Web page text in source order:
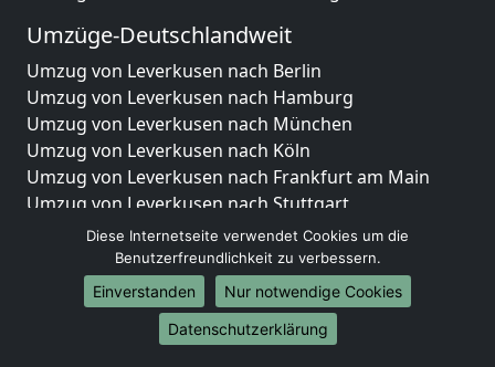
Umzüge-Deutschlandweit
Umzug von Leverkusen nach Berlin
Umzug von Leverkusen nach Hamburg
Umzug von Leverkusen nach München
Umzug von Leverkusen nach Köln
Umzug von Leverkusen nach Frankfurt am Main
Umzug von Leverkusen nach Stuttgart
Umzug von Leverkusen nach Düsseldorf
Umzug von Leverkusen nach Leipzig
Umzug von Leverkusen nach Dortmund
Umzug von Leverkusen nach Essen
Umzug von Leverkusen nach Bremen
Diese Internetseite verwendet Cookies um die
Benutzerfreundlichkeit zu verbessern.
Einverstanden
Nur notwendige Cookies
Datenschutzerklärung